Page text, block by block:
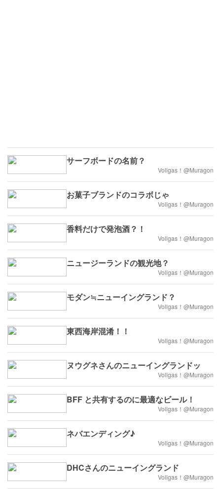
サーフボードの名前？
Vollgas！@Muragon
お菓子ブランドのコラボじゃ
Vollgas！@Muragon
香料だけで発泡酒？！
Vollgas！@Muragon
ニュージーランドの観光地？
Vollgas！@Muragon
モダン≒ニューイングランド？
Vollgas！@Muragon
東西海岸混淆！！
Vollgas！@Muragon
ヌウグネさんのニューイングランドッ
Vollgas！@Muragon
BFF と共有するのに最適なビール！
Vollgas！@Muragon
ネバエンディング♪
Vollgas！@Muragon
DHCさんのニューイングランド
Vollgas！@Muragon